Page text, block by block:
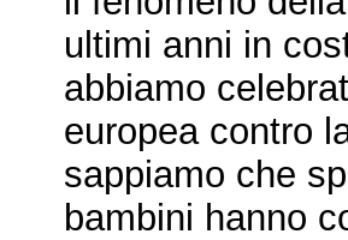
ultimi anni in
abbiamo
europea contro
sappiamo che
bambini hanno